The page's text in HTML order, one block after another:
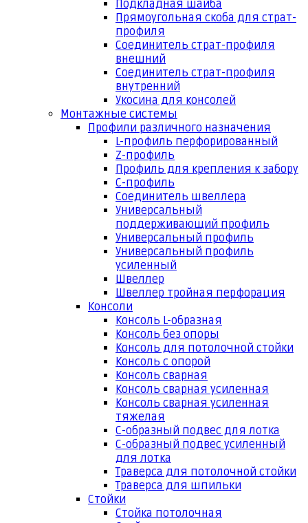
Подкладная шайба
Прямоугольная скоба для страт-
профиля
Соединитель страт-профиля
внешний
Соединитель страт-профиля
внутренний
Укосина для консолей
Монтажные системы
Профили различного назначения
L-профиль перфорированный
Z-профиль
Профиль для крепления к забору
С-профиль
Соединитель швеллера
Универсальный
поддерживающий профиль
Универсальный профиль
Универсальный профиль
усиленный
Швеллер
Швеллер тройная перфорация
Консоли
Консоль L-образная
Консоль без опоры
Консоль для потолочной стойки
Консоль с опорой
Консоль сварная
Консоль сварная усиленная
Консоль сварная усиленная
тяжелая
С-образный подвес для лотка
С-образный подвес усиленный
для лотка
Траверса для потолочной стойки
Траверса для шпильки
Стойки
Стойка потолочная